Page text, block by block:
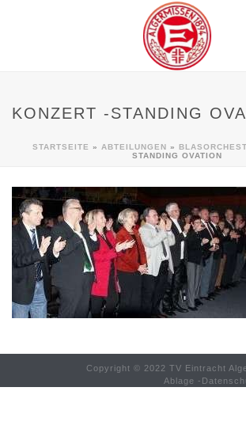
KONZERT -STANDING
STARTSEITE » ABTEILUNGEN »
STANDING OVATION
Copyright © 2022 TV Eintracht
Ablage -